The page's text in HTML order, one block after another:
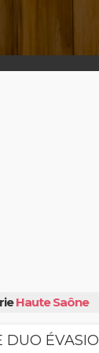
Haute Saône
DUO